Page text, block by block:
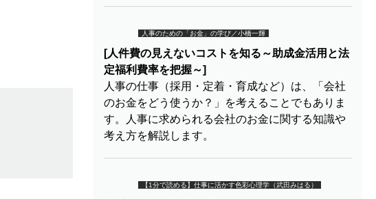
人事のための「お金」の学び／小橋一輝
[人件費の見えないコストを知る～助成金活用と法
定福利費率を把握～]
人事の仕事（採用・定着・育成など）は、「会社
のお金をどう使うか？」を考えることでもありま
す。人事に求められる会社のお金に関する知識や
考え方を解説します。
【1分で読める】仕事に活かす色彩心理学（武田みはる）